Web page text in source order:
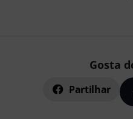
Gosta
Partilhar